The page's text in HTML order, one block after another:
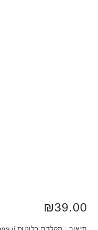
₪39.00
תיאור : מקלדת בלוטוס sansui